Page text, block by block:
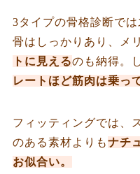
3タイプの骨格診断では
骨はしっかりあり、メ
トに見えるのも納得。
レートほど筋肉は乗っ
フィッティングでは、
のある素材よりもナチ
お似合い。